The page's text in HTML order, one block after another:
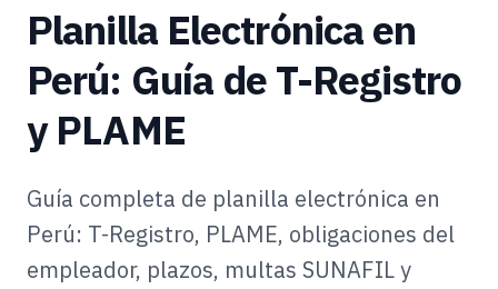
Planilla Electrónica en
Perú: Guía de T-Registro
y PLAME
Guía completa de planilla electrónica en
Perú: T-Registro, PLAME, obligaciones del
empleador, plazos, multas SUNAFIL y